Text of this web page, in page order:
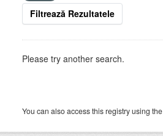
Filtrează Rezultatele
Please try another search.
You can also access this registry using the